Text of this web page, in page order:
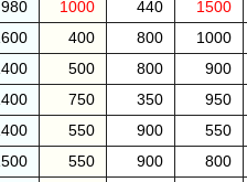
980 1000 440 1500
400 800 1000
500 800 900
750 350 950
550 900 550
550 900 800